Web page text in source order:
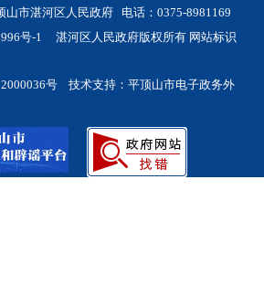
山市湛河区人民政府 电话：0375-8981169
号-1 湛河区人民政府版权所有 网站标识
号
技术支持：平顶山市电子政务外